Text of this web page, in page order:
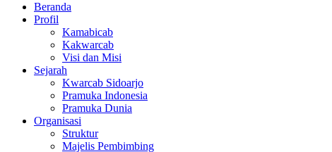
Beranda
Profil
Kamabicab
Kakwarcab
Visi dan Misi
Sejarah
Kwarcab Sidoarjo
Pramuka Indonesia
Pramuka Dunia
Organisasi
Struktur
Majelis Pembimbing